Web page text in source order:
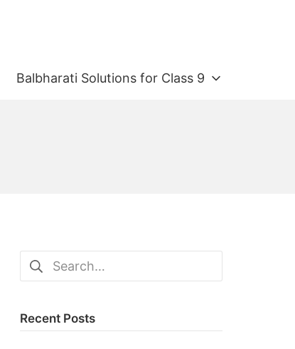
Balbharati Solutions for Class 9
Search
for:
Recent Posts